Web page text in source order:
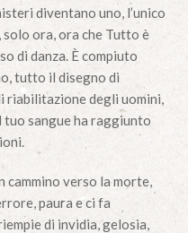
diventano uno, l’unico
solo ora, ora che Tutto è
di danza. È compiuto
tutto il disegno di
riabilitazione degli uomini,
sangue ha raggiunto
cammino verso la morte,
paura e ci fa
di invidia, gelosia,